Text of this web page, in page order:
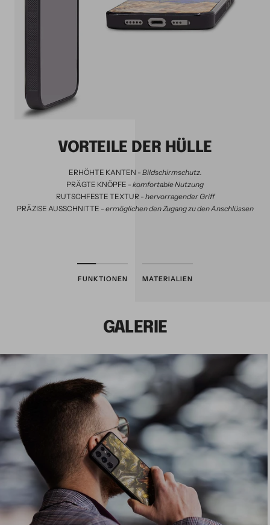
VORTEILE DER HÜLLE
ERHÖHTE KANTEN - Bildschirmschutz.
PRÄGTE KNÖPFE - komfortable Nutzung
RUTSCHFESTE TEXTUR - hervorragender Griff
PRÄZISE AUSSCHNITTE - ermöglichen den Zugang zu den Anschlüssen
FUNKTIONEN MATERIALIEN
GALERIE